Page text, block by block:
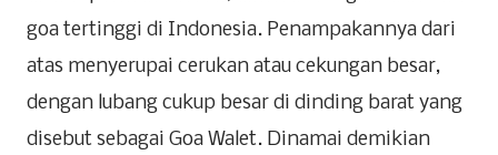
goa tertinggi di Indonesia. Penampakannya dari
atas menyerupai cerukan atau cekungan besar,
dengan lubang cukup besar di dinding barat yang
disebut sebagai Goa Walet. Dinamai demikian